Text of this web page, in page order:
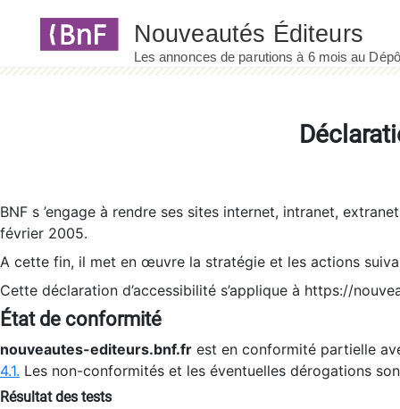
BNF s ’engage à rendre ses sites internet, intranet,
février 2005.
A cette fin, il met en œuvre la stratégie et les actions
Cette déclaration d’accessibilité s’applique à https://
État de conformité
nouveautes-editeurs.bnf.fr est en conformité partielle
4.1. Les non-conformités et les éventuelles dérogations
Résultat des tests